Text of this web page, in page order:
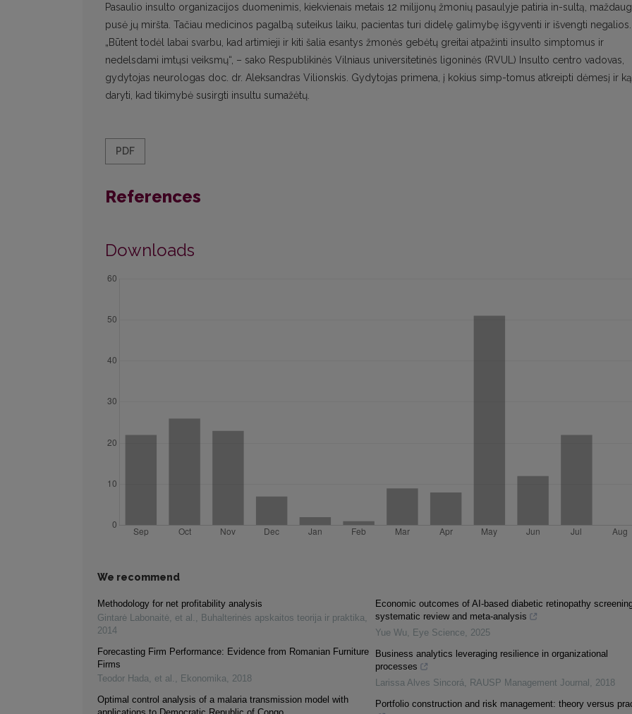
Pasaulio insulto organizacijos duomenimis, kiekvienais metais 12 milijonų žmonių pasaulyje patiria in-sultą, maždaug
pusė jų miršta. Tačiau medicinos pagalbą suteikus laiku, pacientas turi didelę galimybę išgyventi ir išvengti negalios.
„Būtent todėl labai svarbu, kad artimieji ir kiti šalia esantys žmonės gebėtų greitai atpažinti insulto simptomus ir
nedelsdami imtųsi veiksmų“, – sako Respublikinės Vilniaus universitetinės ligoninės (RVUL) Insulto centro vadovas,
gydytojas neurologas doc. dr. Aleksandras Vilionskis. Gydytojas primena, į kokius simp-tomus atkreipti dėmesį ir ką
daryti, kad tikimybė susirgti insultu sumažėtų.
PDF
References
Downloads
We recommend
Methodology for net profitability analysis
Gintarė Labonaitė, et al. , Buhalterinės apskaitos teorija ir praktika,
2014
Forecasting Firm Performance: Evidence from Romanian Furniture
Firms
Teodor Hada, et al. , Ekonomika, 2018
Optimal control analysis of a malaria transmission model with
Economic outcomes of AI-based diabetic retinopathy
systematic review and meta-analysis
Yue Wu, Eye Science, 2025
Business analytics leveraging resilience in organizational
processes
Larissa Alves Sincorá, RAUSP Management Journal , 2018
Portfolio construction and risk management: theory versus